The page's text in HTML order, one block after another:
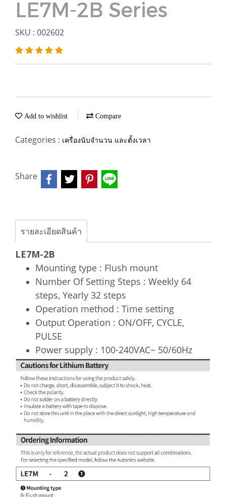
LE7M-2B Series
SKU : 002602
Add to wishlist Compare
Categories : เครื่องนับจำนวน และตั้งเวลา
Share
รายละเอียดสินค้า
LE7M-2B
Mounting type : Flush mount
Number Of Setting Steps : Weekly 64
steps, Yearly 32 steps
Operation method : Time setting
Output Operation : ON/OFF, CYCLE,
PULSE
Power supply : 100-240VAC~ 50/60Hz